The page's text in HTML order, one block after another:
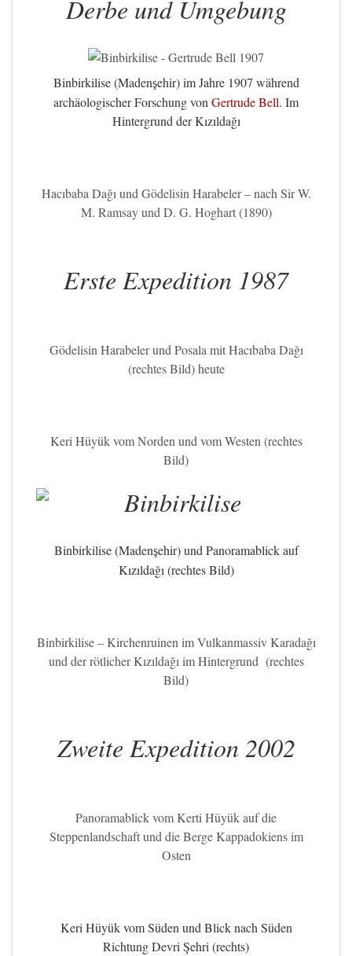
Derbe und Umgebung
Binbirkilise (Madenşehir) im Jahre 1907 während
archäologischer Forschung von Gertrude Bell. Im
Hintergrund der Kızıldağı
Hacıbaba Dağı und Gödelisin Harabeler – nach Sir W.
M. Ramsay und D. G. Hoghart (1890)
Erste Expedition 1987
Gödelisin Harabeler und Posala mit Hacıbaba Dağı
(rechtes Bild) heute
Keri Hüyük vom Norden und vom Westen (rechtes
Bild)
Binbirkilise(Madenşehir)und Panoramablick auf
Kızıldağı (rechtes Bild)
Binbirkilise – Kirchenruinen im Vulkanmassiv Karadağı
und der rötlicher Kızıldağı im Hintergrund (rechtes
Bild)
Zweite Expedition 2002
Panoramablick vom Kerti Hüyük auf die
Steppenlandschaft und die Berge Kappadokiens im
Osten
Keri Hüyük vom Süden und Blick nach Süden
Richtung Devri Şehri (rechts)